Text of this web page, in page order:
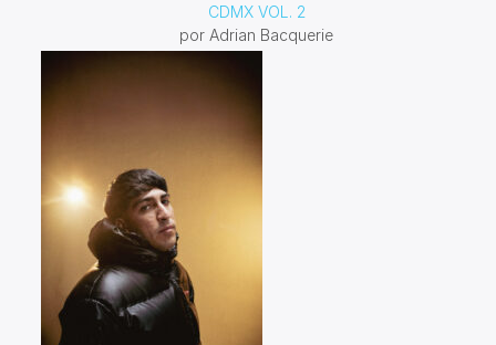
CDMX VOL. 2
por Adrian Bacquerie